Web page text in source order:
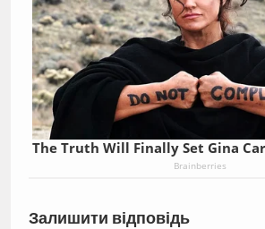
The Truth Will Finally Set Gina
Brainberries
Залишити відповідь